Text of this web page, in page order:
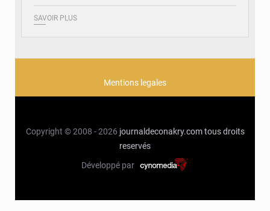
SAVOIR PLUS
Mentions legales
Copyright © 2008 - 2026 journaldeconakry.com tous droits
reservés
Développé par